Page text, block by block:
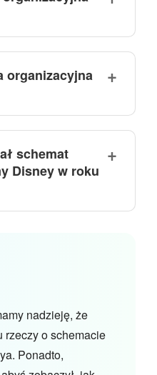
organizacyjna
schemat
Disney w roku
nadzieję, że
rzeczy o schemacie
Ponadto,